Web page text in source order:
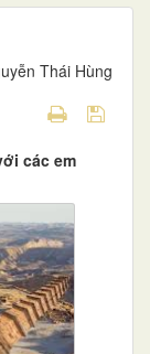
Thái Hùng
các em